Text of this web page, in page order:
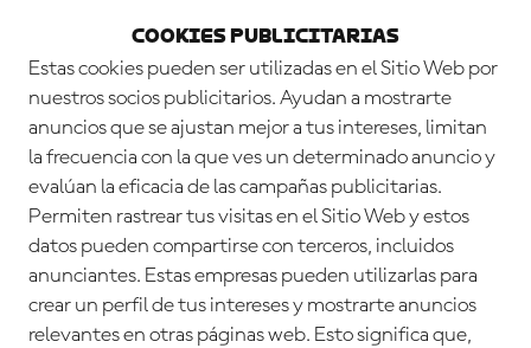
Cookies Publicitarias
Estas cookies pueden ser utilizadas en el Sitio Web por
nuestros socios publicitarios. Ayudan a mostrarte
anuncios que se ajustan mejor a tus intereses, limitan
la frecuencia con la que ves un determinado anuncio y
evalúan la eficacia de las campañas publicitarias.
Permiten rastrear tus visitas en el Sitio Web y estos
datos pueden compartirse con terceros, incluidos
anunciantes. Estas empresas pueden utilizarlas para
crear un perfil de tus intereses y mostrarte anuncios
relevantes en otras páginas web. Esto significa que,